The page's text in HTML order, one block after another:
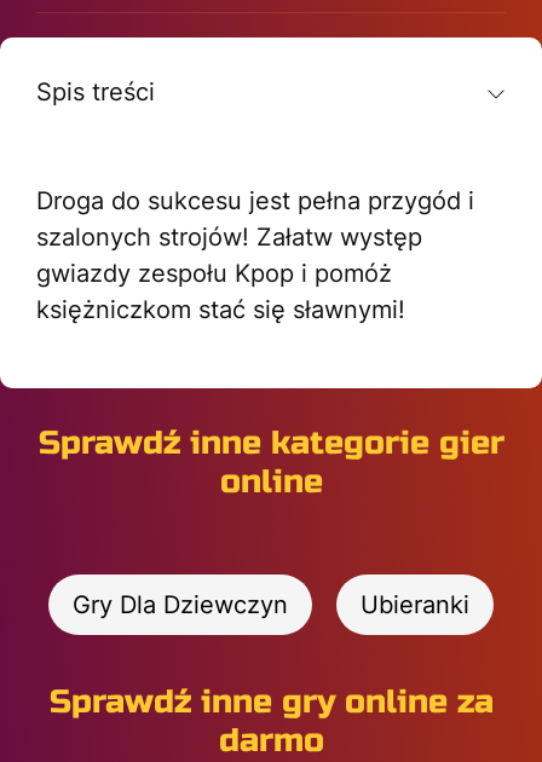
Spis treści
Droga do sukcesu jest pełna przygód i
szalonych strojów! Załatw występ
gwiazdy zespołu Kpop i pomóż
księżniczkom stać się sławnymi!
Sprawdź inne kategorie gier
online
Gry Dla Dziewczyn Ubieranki
Sprawdź inne gry online za
darmo